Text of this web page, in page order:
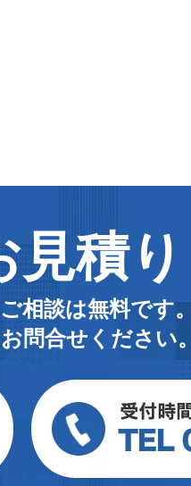
見積り
相談は無料です
問合せください。